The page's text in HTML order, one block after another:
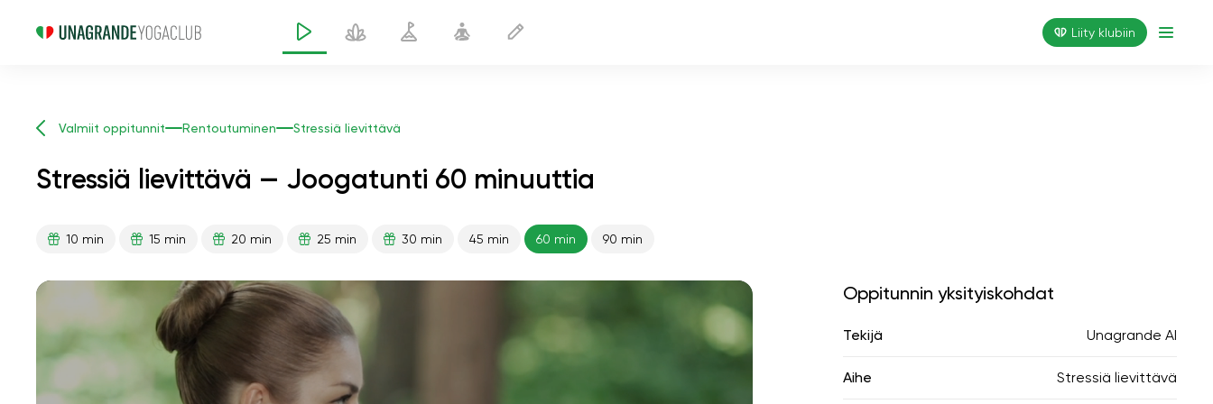
Liity klubiin
Valmiit oppitunnit Rentoutuminen Stressiä lievittävä
Stressiä lievittävä — Joogatunti 60 minuuttia
10 min 15 min 20 min 25 min 30 min 45 min 60 min 90 min
Oppitunnin yksityiskohdat
Tekijä Unagrande AI
Aihe Stressiä lievittävä